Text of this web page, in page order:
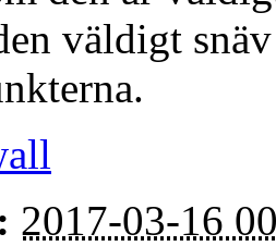
väldigt
2017-03-16